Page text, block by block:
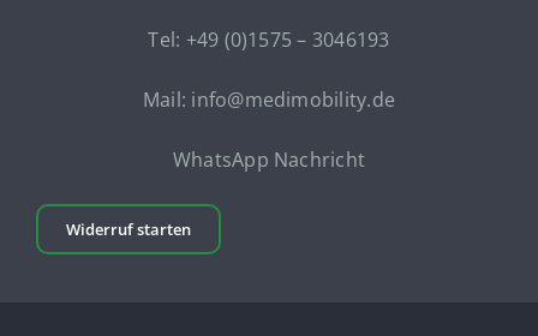
Tel: +49 (0)1575 – 3046193
Mail: info@medimobility.de
WhatsApp Nachricht
Widerruf starten